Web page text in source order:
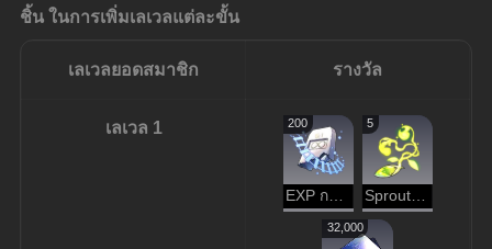
ชิ้น ในการเพิ่มเลเวลแต่ละขั้น
เลเวลยอดสมาชิก รางวัล
เลเวล 1 200
EXP การบุกเบิก
5
Sprout of Life
32,000